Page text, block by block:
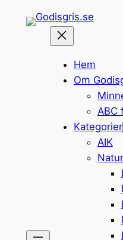
Hem
Om
ABC
Kategorier
AIK
Natur